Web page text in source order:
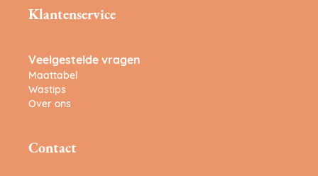
Klantenservice
Veelgestelde vragen
Maattabel
Wastips
Over ons
Contact